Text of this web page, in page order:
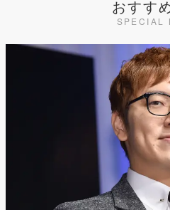
おすす
SPECIAL